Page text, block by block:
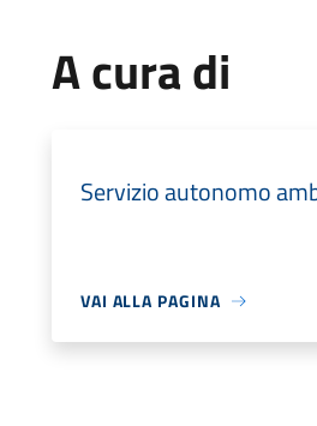
A cura di
Servizio autonomo
VAI ALLA PAGINA